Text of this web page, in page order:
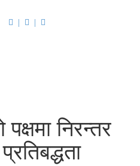
निरन्तर